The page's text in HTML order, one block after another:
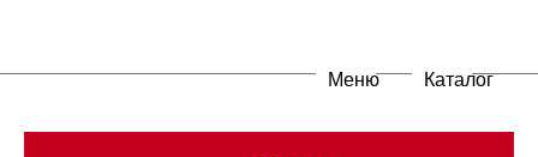
Меню Каталог